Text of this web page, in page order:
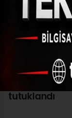
27.08.2017
Atatürk
yazıların
verdiği
tutuklandı